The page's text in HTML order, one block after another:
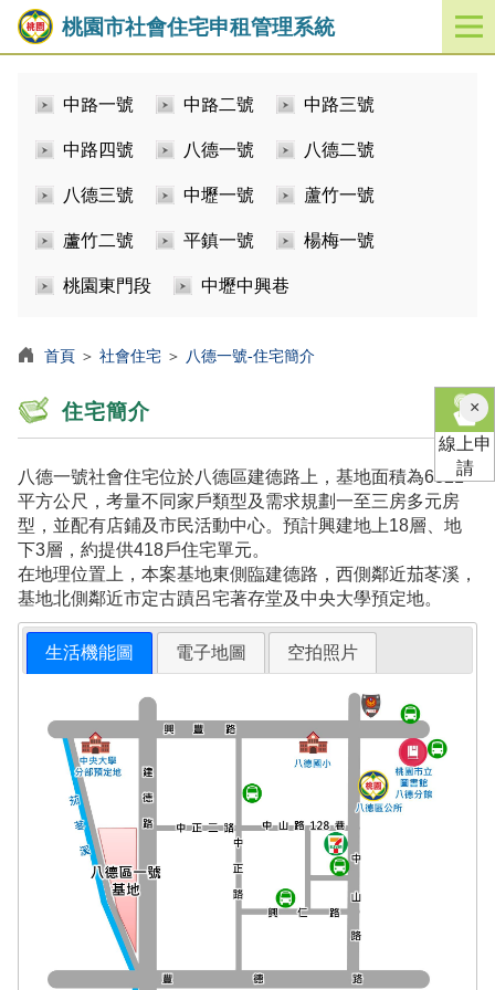
桃園市社會住宅申租管理系統
開
啟
中路一號 中路二號 中路三號
中路四號 八德一號 八德二號
八德三號 中壢一號 蘆竹一號
蘆竹二號 平鎮一號 楊梅一號
桃園東門段 中壢中興巷
首頁 ＞ 社會住宅 ＞ 八德一號-住宅簡介
住宅簡介
八德一號社會住宅位於八德區建德路上，基地面積為6821
平方公尺，考量不同家戶類型及需求規劃一至三房多元房
型，並配有店鋪及市民活動中心。預計興建地上18層、地
下3層，約提供418戶住宅單元。
在地理位置上，本案基地東側臨建德路，西側鄰近茄苳溪，
基地北側鄰近市定古蹟呂宅著存堂及中央大學預定地。
生活機能圖 電子地圖 空拍照片
×關
閉
線上申
請